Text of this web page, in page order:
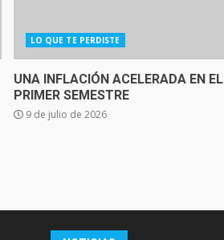
LO QUE TE PERDISTE
UNA INFLACIÓN ACELERADA EN EL
PRIMER SEMESTRE
9 de julio de 2026